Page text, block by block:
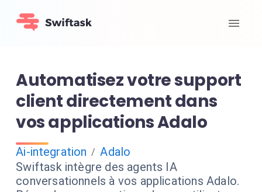
Automatisez votre support
client directement dans
vos applications Adalo
Ai-integration / Adalo
Swiftask intègre des agents IA
conversationnels à vos applications Adalo.